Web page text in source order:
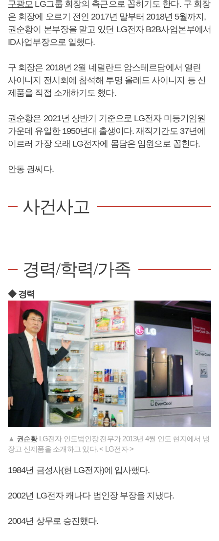
구광모 LG그룹 회장의 측근으로 꼽히기도 한다. 구 회장
은 회장에 오르기 전인 2017년 말부터 2018년 5월까지,
권순황이 본부장을 맡고 있던 LG전자 B2B사업본부에서
ID사업부장으로 일했다.
구 회장은 2018년 2월 네덜란드 암스테르담에서 열린
사이니지 전시회에 참석해 투명 올레드 사이니지 등 신
제품을 직접 소개하기도 했다.
권순황은 2021년 상반기 기준으로 LG전자 미등기임원
가운데 유일한 1950년대 출생이다. 재직기간도 37년에
이르러 가장 오래 LG전자에 몸담은 임원으로 꼽힌다.
안동 권씨다.
사건사고
경력/학력/가족
◆ 경력
▲ 권순황LG전자 인도법인장 전무가 2013년 4월 인도 현지에서 냉
장고 신제품을 소개하고 있다. < LG전자 >
1984년 금성사(현 LG전자)에 입사했다.
2002년 LG전자 캐나다 법인장 부장을 지냈다.
2004년 상무로 승진했다.